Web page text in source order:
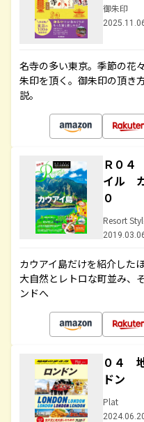
御朱印
名寺の多い東京。季節の花
朱印を頂く。御朱印の頂き
説。
Ｒ０
イル
０
Resort
カウアイ島だけを紹介した
大自然とレトロな町並み、
ンドへ
０４
ドン
Plat